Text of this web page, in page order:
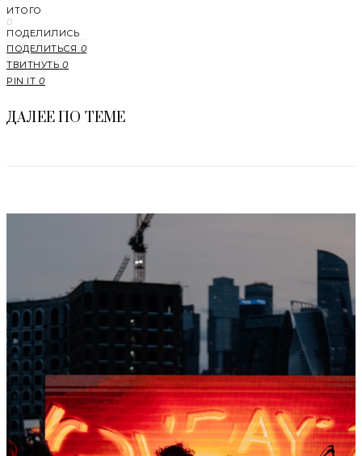
ИТОГО
0
ПОДЕЛИЛИСЬ
ПОДЕЛИТЬСЯ 0
ТВИТНУТЬ 0
PIN IT 0
ДАЛЕЕ ПО ТЕМЕ